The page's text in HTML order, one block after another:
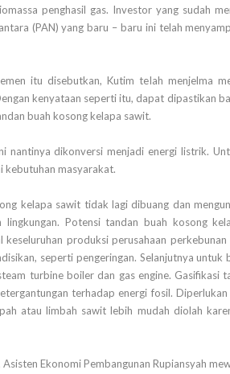
penghasil gas. Investor yang sudah
(PAN) yang baru – baru ini telah
itu disebutkan, Kutim telah menjelma
kenyataan seperti itu, dapat dipastikan
buah kosong kelapa sawit.
nantinya dikonversi menjadi energi listrik.
kebutuhan masyarakat.
kelapa sawit tidak lagi dibuang dan
Potensi tandan buah kosong
produksi perusahaan perkebunan
seperti pengeringan. Selanjutnya untuk
turbine boiler dan gas engine. Gasifikasi
terhadap energi fosil.
atau limbah sawit lebih mudah diolah
Ekonomi Pembangunan Rupiansyah